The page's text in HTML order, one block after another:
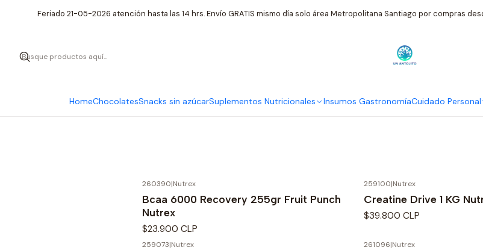
HomeChocolatesSnacks sin azúcarSuplementos Nutricionales Insumos GastronomíaCuidado Personal
Feriado 21-05-2026 atención hasta las 14 hrs. Envío GRATIS mismo día solo área Metropolitana Santiago por compras
Inicio Suplementos Nutricionales
260390|Nutrex
Bcaa 6000 Recovery 255gr Fruit Punch
Nutrex
$23.900 CLP
259100|Nutrex
Creatine Drive 1 KG
$39.800 CLP
259073|Nutrex 261096|Nutrex